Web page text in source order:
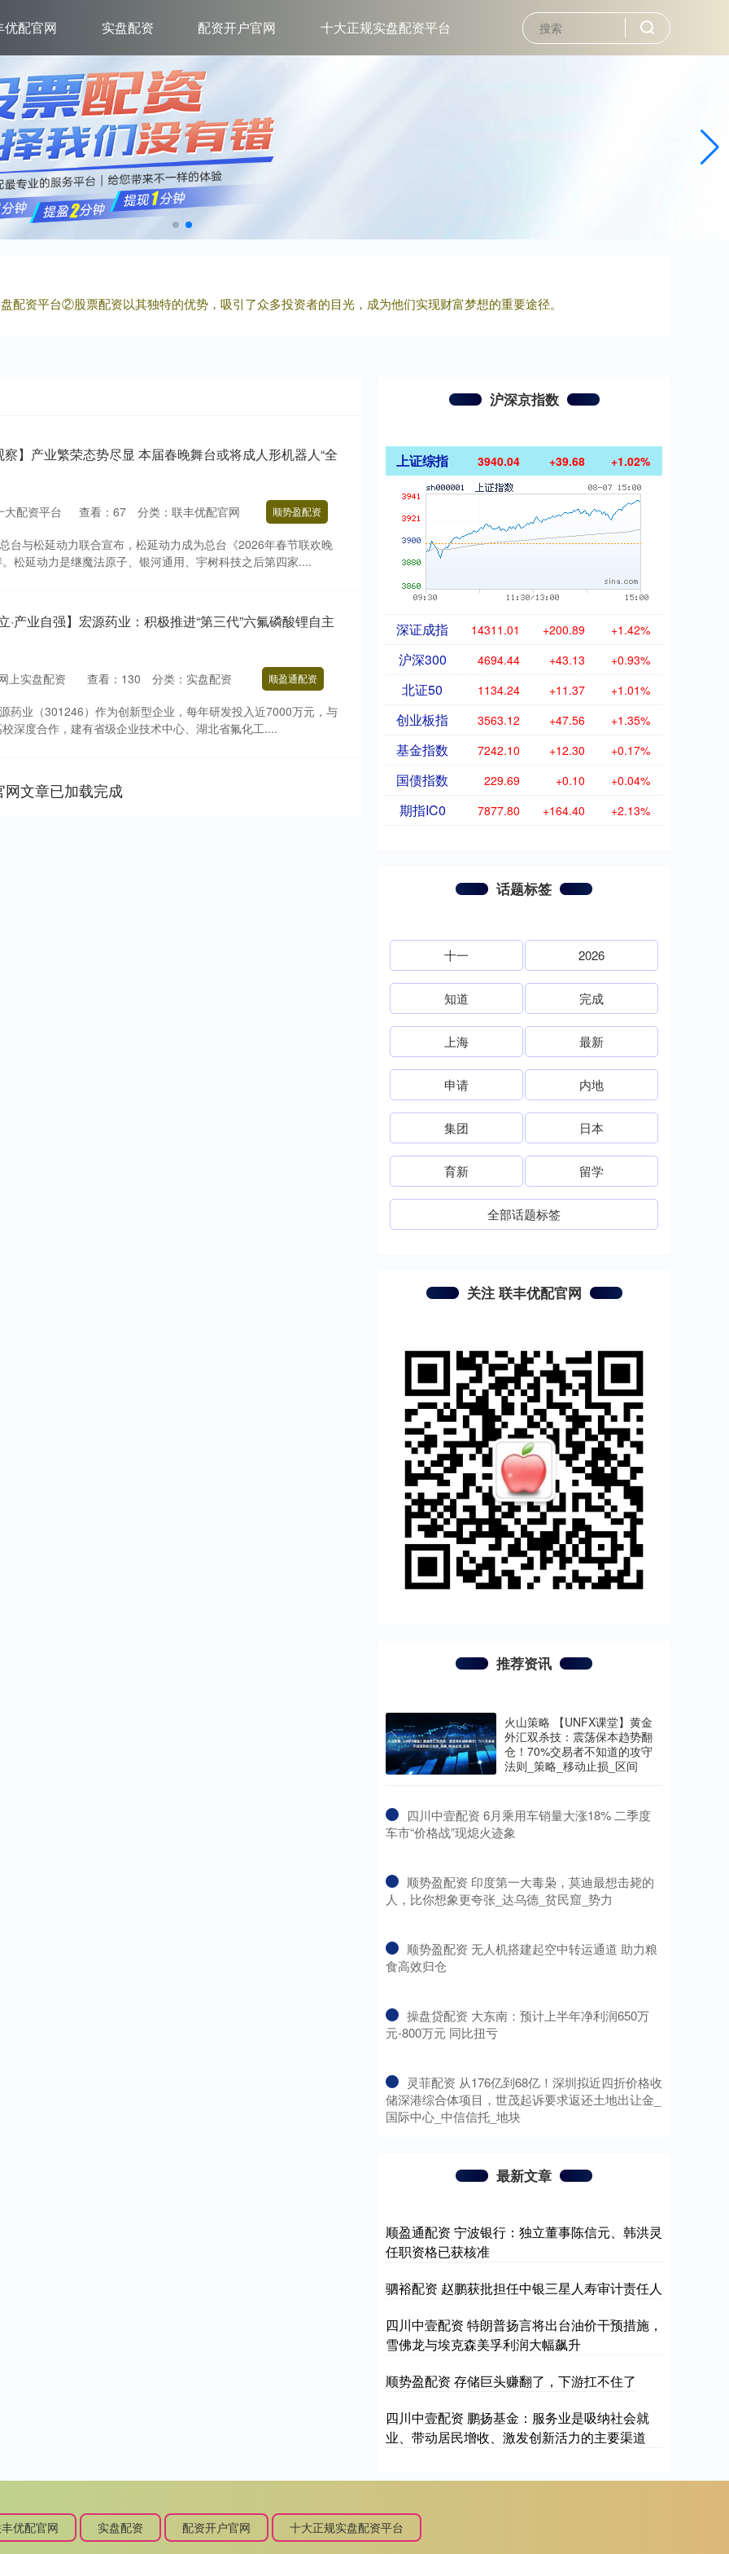
优配官网 实盘配资 配资开户官网 十大正规实盘配资平台
配资平台②股票配资以其独特的优势，吸引了众多投资者的目光，成为他们实现财富梦想的重要途径。
】产业繁荣态势尽显 本届春晚舞台或将成人形机器人“全
大配资平台 查看： 67 分类： 联丰优配官网 顺势盈配资
台与松延动力联合宣布，松延动力成为总台《2026年春节联欢晚
松延动力是继魔法原子、银河通用、宇树科技之后第四家....
·产业自强】宏源药业：积极推进“第三代”六氟磷酸锂自主
上实盘配资 查看： 130 分类： 实盘配资 顺盈通配资
药业（301246）作为创新型企业，每年研发投入近7000万元，与
深度合作，建有省级企业技术中心、湖北省氟化工....
网文章已加载完成
沪深京指数
上证综指 3940.04 +39.68 +1.02%
深证成指 14311.01 +200.89 +1.42%
沪深300 4694.44 +43.13 +0.93%
北证50 1134.24 +11.37 +1.01%
创业板指 3563.12 +47.56 +1.35%
基金指数 7242.10 +12.30 +0.17%
国债指数 229.69 +0.10 +0.04%
期指IC0 7877.80 +164.40 +2.13%
话题标签
十一 2026
知道 完成
上海 最新
申请 内地
集团 日本
育新 留学
全部话题标签
关注 联丰优配官网
推荐资讯
火山策略 【UNFX课堂】黄金
外汇双杀技：震荡保本趋势翻
仓！70%交易者不知道的攻守
法则_策略_移动止损_区间
​四川中壹配资 6月乘用车销量大涨18% 二季度
车市“价格战”现熄火迹象
​顺势盈配资 印度第一大毒枭，莫迪最想击毙的
人，比你想象更夸张_达乌德_贫民窟_势力
​顺势盈配资 无人机搭建起空中转运通道 助力粮
食高效归仓
​操盘贷配资 大东南：预计上半年净利润650万
元-800万元 同比扭亏
​灵菲配资 从176亿到68亿！深圳拟近四折价格收
储深港综合体项目，世茂起诉要求返还土地出让金_
国际中心_中信信托_地块
最新文章
顺盈通配资 宁波银行：独立董事陈信元、韩洪灵
任职资格已获核准
驷裕配资 赵鹏获批担任中银三星人寿审计责任人
四川中壹配资 特朗普扬言将出台油价干预措施，
雪佛龙与埃克森美孚利润大幅飙升
顺势盈配资 存储巨头赚翻了，下游扛不住了
四川中壹配资 鹏扬基金：服务业是吸纳社会就
业、带动居民增收、激发创新活力的主要渠道
优配官网 实盘配资 配资开户官网 十大正规实盘配资平台